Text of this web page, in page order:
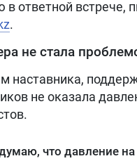
в ответной встрече,
.
не стала
наставника,
не оказала
что давление